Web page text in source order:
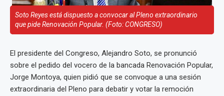
Soto Reyes está dispuesto a convocar al Pleno extraordinario
que pide Renovación Popular. (Foto: CONGRESO)
El presidente del Congreso, Alejandro Soto, se pronunció
sobre el pedido del vocero de la bancada Renovación Popular,
Jorge Montoya, quien pidió que se convoque a una sesión
extraordinaria del Pleno para debatir y votar la remoción